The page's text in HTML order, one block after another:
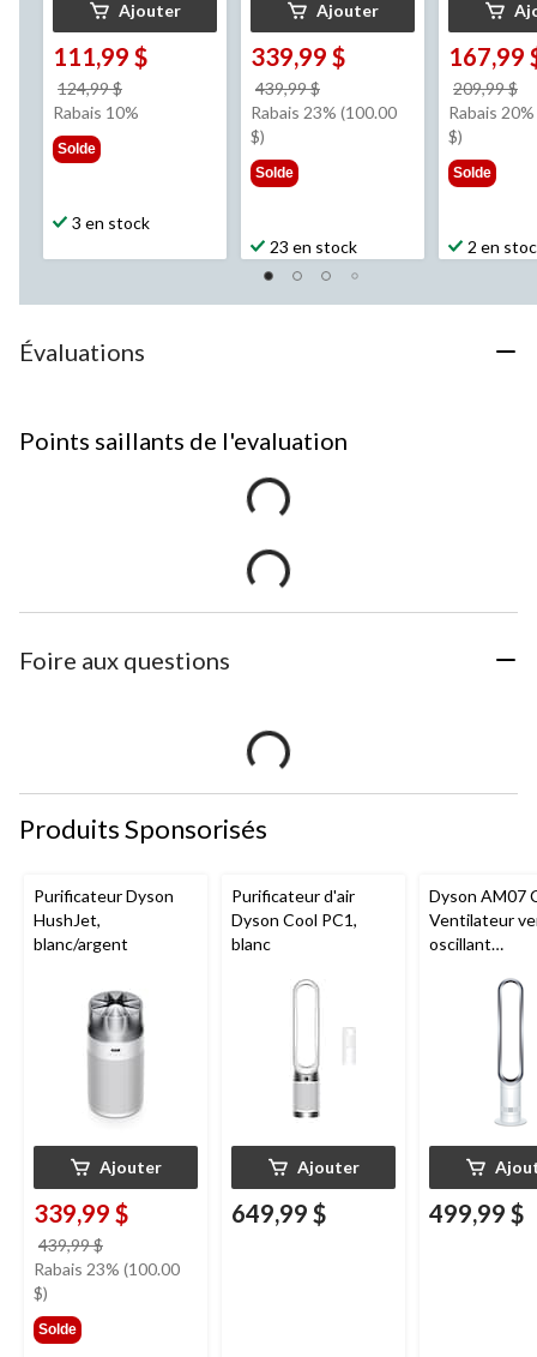
Ajouter
111,99 $
124,99 $
était
Rabais 10%
Solde
3 en stock
Ajouter
339,99 $
439,99 $
était
Rabais 23% (100.00
$)
Solde
23 en stock
167,99
209,99 $
Rabais
$)
Solde
2 en
Évaluations
Points saillants de l'evaluation
Foire aux questions
Produits Sponsorisés
Purificateur Dyson
HushJet,
blanc/argent
Ajouter
339,99 $
439,99 $
était
Rabais 23% (100.00
$)
Solde
Purificateur d'air
Dyson Cool PC1,
blanc
Ajouter
649,99 $
Dyson AM07
Ventilateur
oscillant
blanc/argent
499,99 $